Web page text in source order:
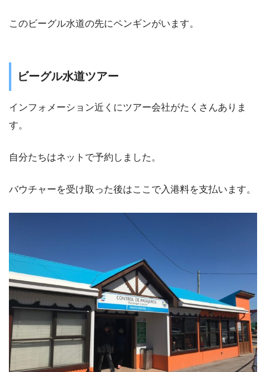
このビーグル水道の先にペンギンがいます。
ビーグル水道ツアー
インフォメーション近くにツアー会社がたくさんありま
す。
自分たちはネットで予約しました。
バウチャーを受け取った後はここで入港料を支払います。